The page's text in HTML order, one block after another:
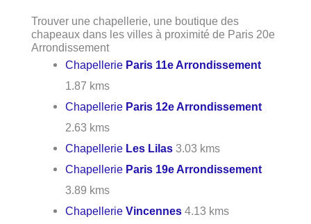
Trouver une chapellerie, une boutique des
chapeaux dans les villes à proximité de Paris 20e
Arrondissement
Chapellerie Paris 11e Arrondissement
1.87 kms
Chapellerie Paris 12e Arrondissement
2.63 kms
Chapellerie Les Lilas 3.03 kms
Chapellerie Paris 19e Arrondissement
3.89 kms
ChapellerieVincennes 4.13 kms